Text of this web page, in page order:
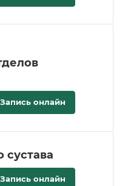
Запись онлайн
сустава
Запись онлайн